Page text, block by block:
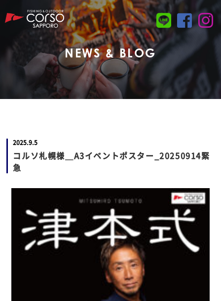
NEWS & BLOG
2025.9.5
コルソ札幌様＿A3イベントポスター_20250914緊
急